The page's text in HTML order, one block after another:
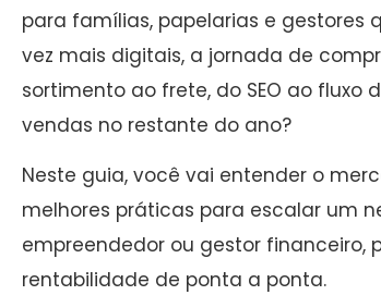
para famílias, papelarias e gestores
vez mais digitais, a jornada de
sortimento ao frete, do SEO ao
vendas no restante do ano?
Neste guia, você vai entender o
melhores práticas para escalar um
empreendedor ou gestor financeiro,
rentabilidade de ponta a ponta.